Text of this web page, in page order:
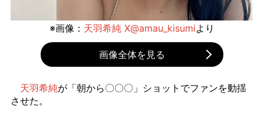
※画像： 天羽希純 X@amau_kisumiより
画像全体を見る
天羽希純が「朝から〇〇〇」ショットでファンを動揺
させた。